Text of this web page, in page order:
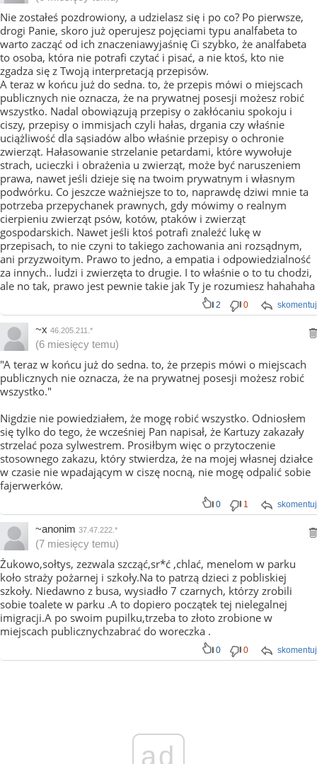
Nie zostałeś pozdrowiony, a udzielasz się i po co? Po pierwsze,
drogi Panie, skoro już operujesz pojęciami typu analfabeta to
warto zacząć od ich znaczeniawyjaśnię Ci szybko, że analfabeta
to osoba, która nie potrafi czytać i pisać, a nie ktoś, kto nie
zgadza się z Twoją interpretacją przepisów.
A teraz w końcu już do sedna. to, że przepis mówi o miejscach
publicznych nie oznacza, że na prywatnej posesji możesz robić
wszystko. Nadal obowiązują przepisy o zakłócaniu spokoju i
ciszy, przepisy o immisjach czyli hałas, drgania czy właśnie
uciążliwość dla sąsiadów albo właśnie przepisy o ochronie
zwierząt. Hałasowanie strzelanie petardami, które wywołuje
strach, ucieczki i obrażenia u zwierząt, może być naruszeniem
prawa, nawet jeśli dzieje się na twoim prywatnym i własnym
podwórku. Co jeszcze ważniejsze to to, naprawdę dziwi mnie ta
potrzeba przepychanek prawnych, gdy mówimy o realnym
cierpieniu zwierząt psów, kotów, ptaków i zwierząt
gospodarskich. Nawet jeśli ktoś potrafi znaleźć lukę w
przepisach, to nie czyni to takiego zachowania ani rozsądnym,
ani przyzwoitym. Prawo to jedno, a empatia i odpowiedzialność
za innych.. ludzi i zwierzęta to drugie. I to właśnie o to tu chodzi,
ale no tak, prawo jest pewnie takie jak Ty je rozumiesz hahahaha
skomentuj
2 0
~x 46.205.211.*
(6 miesięcy temu)
"A teraz w końcu już do sedna. to, że przepis mówi o miejscach
publicznych nie oznacza, że na prywatnej posesji możesz robić
wszystko."
Nigdzie nie powiedziałem, że mogę robić wszystko. Odniosłem
się tylko do tego, że wcześniej Pan napisał, że Kartuzy zakazały
strzelać poza sylwestrem. Prosiłbym więc o przytoczenie
stosownego zakazu, który stwierdza, że na mojej własnej działce
w czasie nie wpadającym w ciszę nocną, nie mogę odpalić sobie
fajerwerków.
skomentuj
0 1
~anonim 37.47.222.*
(7 miesięcy temu)
Żukowo,sołtys, zezwala szcząć,sr*ć ,chlać, menelom w parku
koło straży pożarnej i szkoły.Na to patrzą dzieci z pobliskiej
szkoły. Niedawno z busa, wysiadło 7 czarnych, którzy zrobili
sobie toalete w parku .A to dopiero początek tej nielegalnej
imigracji.A po swoim pupilku,trzeba to złoto zrobione w
miejscach publicznychzabrać do woreczka .
skomentuj
0 0
ad